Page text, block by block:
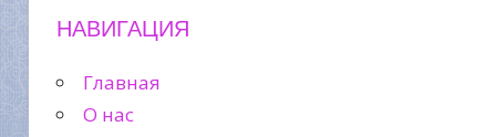
НАВИГАЦИЯ
Главная
О нас